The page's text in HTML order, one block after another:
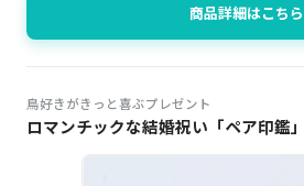
商品詳細はこちら
鳥好きがきっと喜ぶプレゼント
ロマンチックな結婚祝い「ペア印鑑」